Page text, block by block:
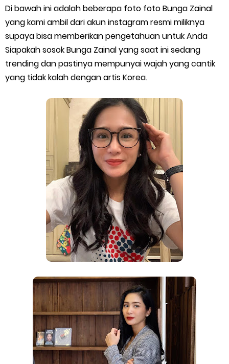
Di bawah ini adalah beberapa foto foto Bunga Zainal
yang kami ambil dari akun instagram resmi miliknya
supaya bisa memberikan pengetahuan untuk Anda
Siapakah sosok Bunga Zainal yang saat ini sedang
trending dan pastinya mempunyai wajah yang cantik
yang tidak kalah dengan artis Korea.